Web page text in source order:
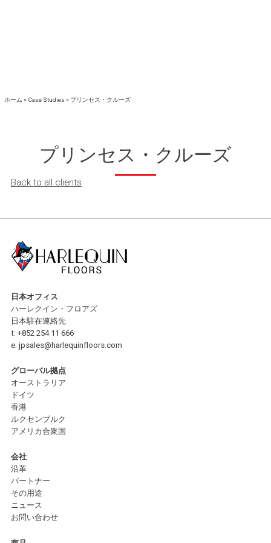
ホーム » Case Studies » プリンセス・クルーズ
プリンセス・クルーズ
Back to all clients
日本オフィス
ハーレクイン・フロアズ
日本駐在連絡先
t: +852 254 11 666
e: jpsales@harlequinfloors.com
グローバル拠点
オーストラリア
ドイツ
香港
ルクセンブルク
アメリカ合衆国
会社
沿革
パートナー
その用途
ニュース
お問い合わせ